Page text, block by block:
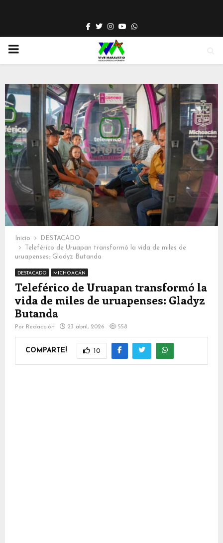
Facebook
TwitterInstagram
YoutubeWhatsapp
PRIMARY
Inicio
DESTACADO
Teleférico de Uruapan transformó la vida de miles de
uruapenses: Gladyz Butanda
DESTACADO MICHOACÁN
Teleférico de Uruapan transformó la
vida de miles de uruapenses: Gladyz
Butanda
Por Redacción 23 abril, 2026 558
COMPARTE! 10